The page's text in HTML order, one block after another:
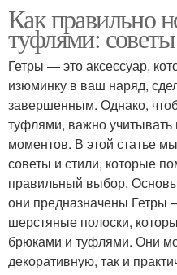
Как правильно
туфлями:
Гетры — это аксессуар,
изюминку в ваш наряд,
завершенным. Однако,
туфлями, важно учитывать
моментов. В этой статье
советы и стили, которые
правильный выбор.
они предназначены Гетры
шерстяные полоски,
брюками и туфлями. Они
декоративную, так и